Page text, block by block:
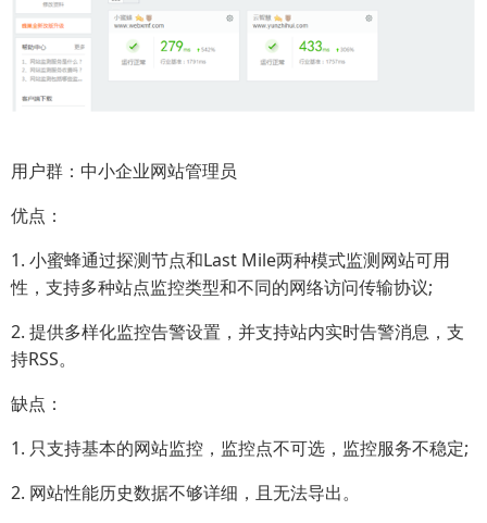
用户群：中小企业网站管理员
优点：
1. 小蜜蜂通过探测节点和Last Mile两种模式监测网站可用
性，支持多种站点监控类型和不同的网络访问传输协议;
2. 提供多样化监控告警设置，并支持站内实时告警消息，支
持RSS。
缺点：
1. 只支持基本的网站监控，监控点不可选，监控服务不稳定;
2. 网站性能历史数据不够详细，且无法导出。